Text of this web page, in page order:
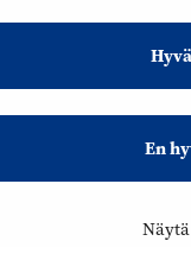
En